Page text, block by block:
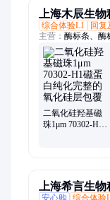
上海木辰生
综合体验L1
回复
主营： 酶标条、酶
长、锥形瓶、pcr
养皿、吸头盒、
连排管、反应板
二氧化硅羟基磁
珠1μm 70302-H1
上海希言生物
安心购
综合体验